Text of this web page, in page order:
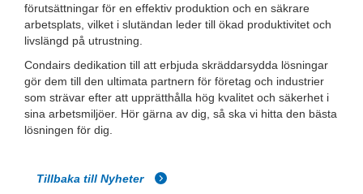
förutsättningar för en effektiv produktion och en säkrare
arbetsplats, vilket i slutändan leder till ökad produktivitet och
livslängd på utrustning.
Condairs dedikation till att erbjuda skräddarsydda lösningar
gör dem till den ultimata partnern för företag och industrier
som strävar efter att upprätthålla hög kvalitet och säkerhet i
sina arbetsmiljöer. Hör gärna av dig, så ska vi hitta den bästa
lösningen för dig.
Tillbaka till Nyheter